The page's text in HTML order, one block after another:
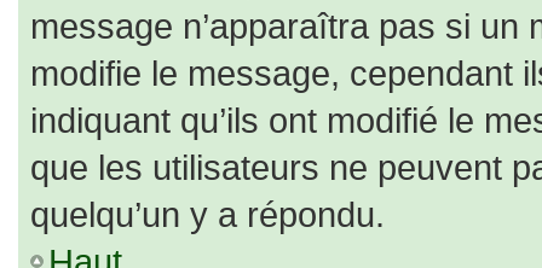
message n’apparaîtra pas si
modifie le message, cependant
indiquant qu’ils ont modifié le
que les utilisateurs ne peuvent
quelqu’un y a répondu.